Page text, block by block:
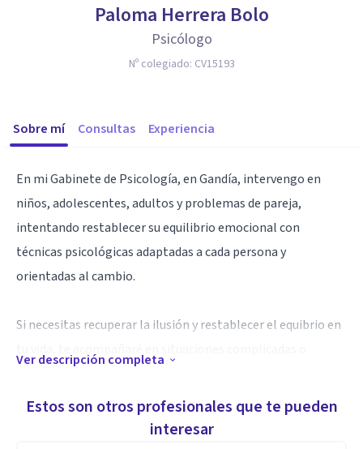
Paloma Herrera Bolo
Psicólogo
Nº colegiado: CV15193
Sobre mí Consultas Experiencia
En mi Gabinete de Psicología, en Gandía, intervengo en
niños, adolescentes, adultos y problemas de pareja,
intentando restablecer su equilibrio emocional con
técnicas psicológicas adaptadas a cada persona y
orientadas al cambio.
Si necesitas recuperar la ilusión y restablecer el equibrio en
profesional, proporcionandote las herramientas necesarias
para que logres alcanzar los objetivos que hayamos
Ver descripción completa
Estos son otros profesionales que te pueden
interesar